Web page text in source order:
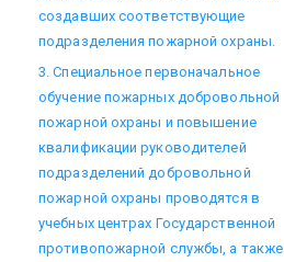
создавших соответствующие
подразделения пожарной охраны.
3. Специальное первоначальное
обучение пожарных добровольной
пожарной охраны и повышение
квалификации руководителей
подразделений добровольной
пожарной охраны проводятся в
учебных центрах Государственной
противопожарной службы, а также